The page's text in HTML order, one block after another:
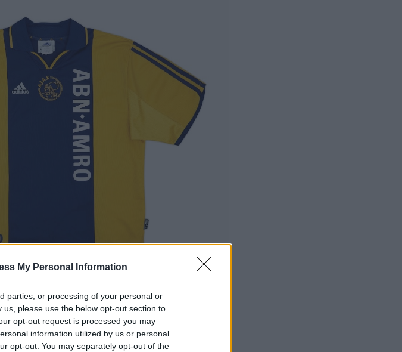
My Personal Information
parties, or processing of your personal or
please use the below opt-out section to
opt-out request is processed you may
information utilized by us or personal
opt-out. You may separately opt-out of the